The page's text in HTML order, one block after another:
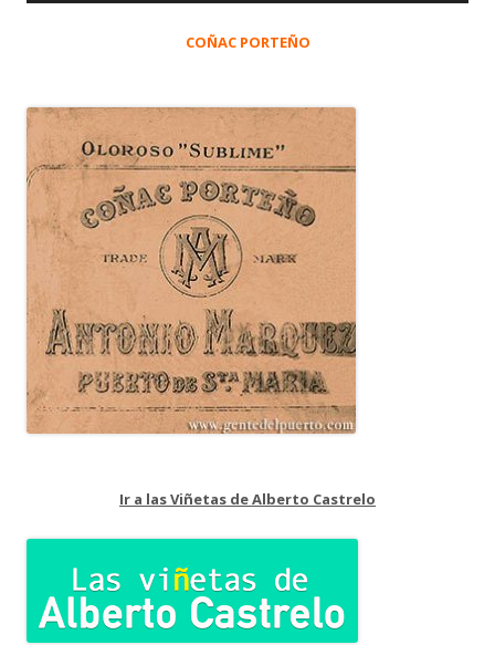
COÑAC PORTEÑO
Ir a las Viñetas de Alberto Castrelo